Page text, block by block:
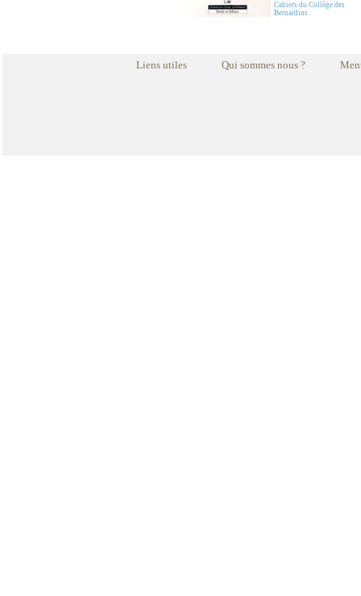
Cahiers du Collège des
Bernardins
Liens utiles Qui sommes nous ?